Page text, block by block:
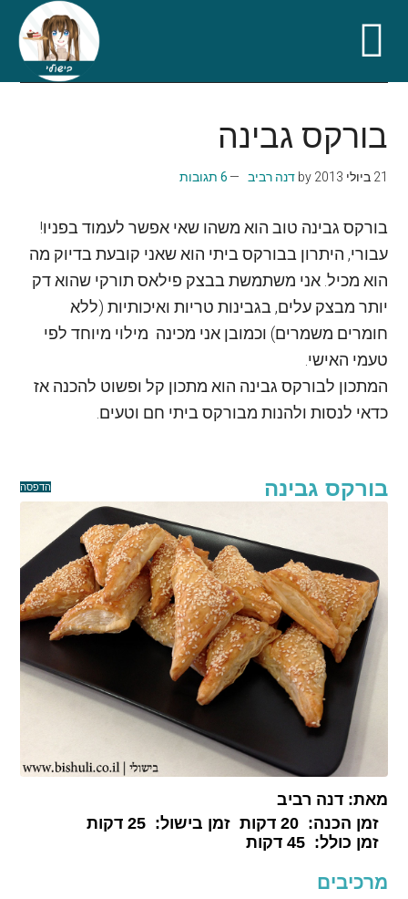
main
content
secondary
menu
primary
sidebar
footer
בורקס גבינה
21 ביולי 2013 by דנה רביב 6 תגובות
בורקס גבינה טוב הוא משהו שאי אפשר לעמוד בפניו!
עבורי, היתרון בבורקס ביתי הוא שאני קובעת בדיוק מה
הוא מכיל. אני משתמשת בבצק פילאס תורקי שהוא דק
יותר מבצק עלים, בגבינות טריות ואיכותיות (ללא
חומרים משמרים) וכמובן אני מכינה מילוי מיוחד לפי
טעמי האישי.
המתכון לבורקס גבינה הוא מתכון קל ופשוט להכנה אז
כדאי לנסות ולהנות מבורקס ביתי חם וטעים.
הדפסה בורקס גבינה
מאת:דנה רביב
זמן הכנה:20 דקות זמן בישול:25 דקות
זמן כולל:45 דקות
מרכיבים